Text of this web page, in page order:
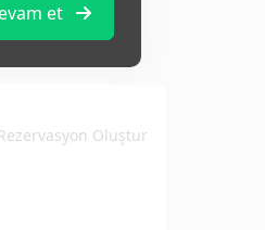
et
Oluştur